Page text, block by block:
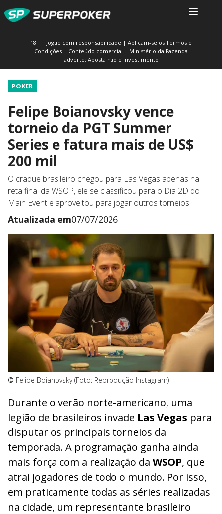
18+ | Jogue com responsabilidade | Aplicam-se os Termos e
Condições | Conteúdo comercial | Ministério da Fazenda
adverte: Aposta não é investimento
POKER
Felipe Boianovsky vence
torneio da PGT Summer
Series e fatura mais de US$
200 mil
O craque brasileiro chegou para Las Vegas apenas na
reta final da WSOP, ele se classificou para o Dia 2D do
Main Event e aproveitou para jogar outros torneios
Atualizada em07/07/2026
© Felipe Boianovsky (Foto: Reprodução Instagram)
Durante o verão norte-americano, uma
legião de brasileiros invade Las Vegas para
disputar os principais torneios da
temporada. A programação ganha ainda
mais força com a realização da WSOP, que
atrai jogadores de todo o mundo. Por isso,
em praticamente todas as séries realizadas
na cidade, um representante brasileiro